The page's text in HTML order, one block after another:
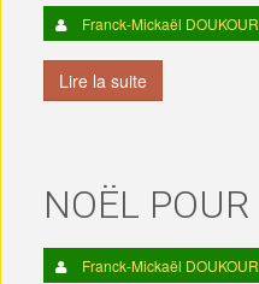
Franck-Mickaël
Lire la suite
NOËL
Franck-Mickaël